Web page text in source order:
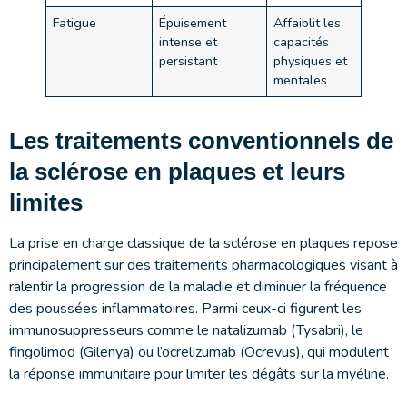
Fatigue
Épuisement
intense et
persistant
Affaiblit les
capacités
physiques et
mentales
Les traitements conventionnels de
la sclérose en plaques et leurs
limites
La prise en charge classique de la sclérose en plaques repose
principalement sur des traitements pharmacologiques visant à
ralentir la progression de la maladie et diminuer la fréquence
des poussées inflammatoires. Parmi ceux-ci figurent les
immunosuppresseurs comme le natalizumab (Tysabri), le
fingolimod (Gilenya) ou l’ocrelizumab (Ocrevus), qui modulent
la réponse immunitaire pour limiter les dégâts sur la myéline.